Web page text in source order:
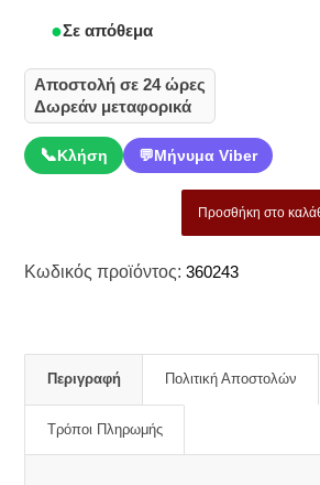
Σε απόθεμα
Αποστολή σε 24 ώρες
Δωρεάν μεταφορικά
📞Κλήση 💬Μήνυμα Viber
Προσθήκη στο
Κωδικός προϊόντος: 360243
Περιγραφή Πολιτική Αποστολών
Τρόποι Πληρωμής